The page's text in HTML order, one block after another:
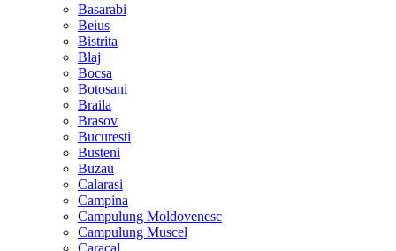
Basarabi
Beius
Bistrita
Blaj
Bocsa
Botosani
Braila
Brasov
Bucuresti
Busteni
Buzau
Calarasi
Campina
Campulung Moldovenesc
Campulung Muscel